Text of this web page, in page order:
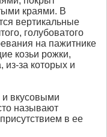
краями. В
вертикальные
голубоватого
на пажитнике
козьи рожки,
из-за которых и
вкусовыми
называют
в ее